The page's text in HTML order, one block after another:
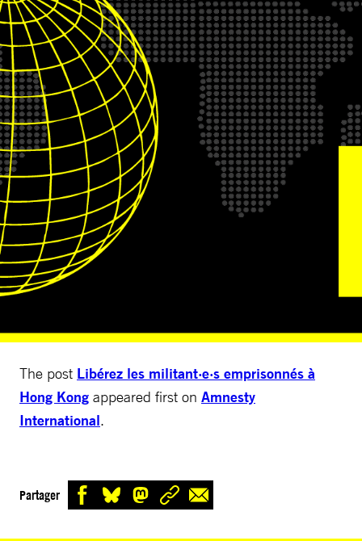
The post Libérez les militant·e·s emprisonnés à
Hong Kong appeared first on Amnesty
International.
Partager